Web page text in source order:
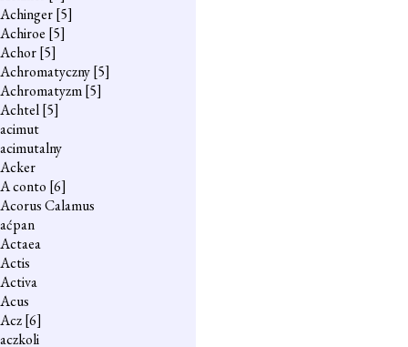
Achinger[5]
Achiroe [5]
Achor[5]
Achromatyczny[5]
Achromatyzm[5]
Achtel[5]
acimut
acimutalny
Acker
A conto [6]
Acorus Calamus
aćpan
Actaea
Actis
Activa
Acus
Acz[6]
aczkoli